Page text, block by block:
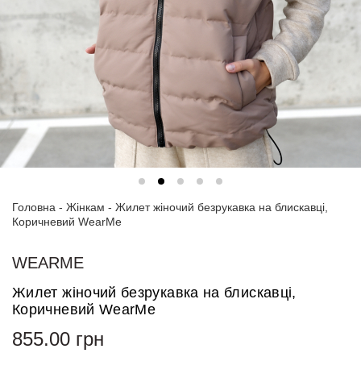
Спортивні
Толстовки
світшоти
Блузи
та
сорочки
Сукні
та
костюми
Футболки
та поло
Головна - Жінкам - Жилет жіночий безрукавка на блискавці,
Коричневий WearMe
WEARME
Жилет жіночий безрукавка на блискавці,
Коричневий WearMe
855.00 грн